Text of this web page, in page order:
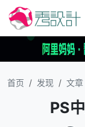
首页 发现 文章
PS